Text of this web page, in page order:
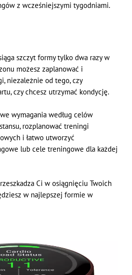
z wcześniejszymi tygodniami.
szczyt formy tylko dwa razy w
możesz zaplanować i
niezależnie od tego, czy
czy chcesz utrzymać kondycję.
wymagania według celów
rozplanować treningi
i łatwo utworzyć
lub cele treningowe dla każdej
Ci w osiągnięciu Twoich
w najlepszej formie w